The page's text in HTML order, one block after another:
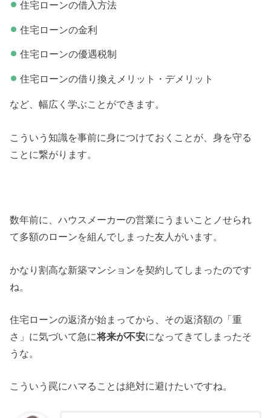
住宅ローンの借入方法
住宅ローンの金利
住宅ローンの優遇税制
住宅ローンの借り換えメリット・デメリット
など、幅広く学ぶことができます。
こういう知識を事前に身につけておくことが、身を守る
ことに繋がります。
数年前に、ハウスメーカーの営業にうまいことノせられ
て多額のローンを組んでしまった友人がいます。
かなり割高な新築マンションを契約してしまったのです
ね。
住宅ローンの返済が始まってから、その返済額の「重
さ」に気づいて急に将来が不安になってきてしまったそ
うな。
こういう罠にハマることは絶対に避けたいですね。